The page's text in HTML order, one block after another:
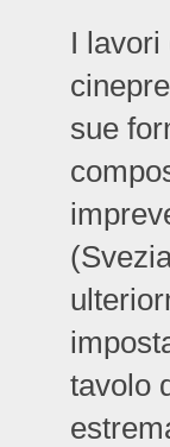
I
sue
tavolo